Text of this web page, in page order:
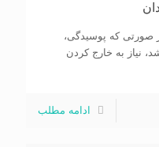
که پوسیدگی،
نیاز به خارج کردن
ادامه مطلب